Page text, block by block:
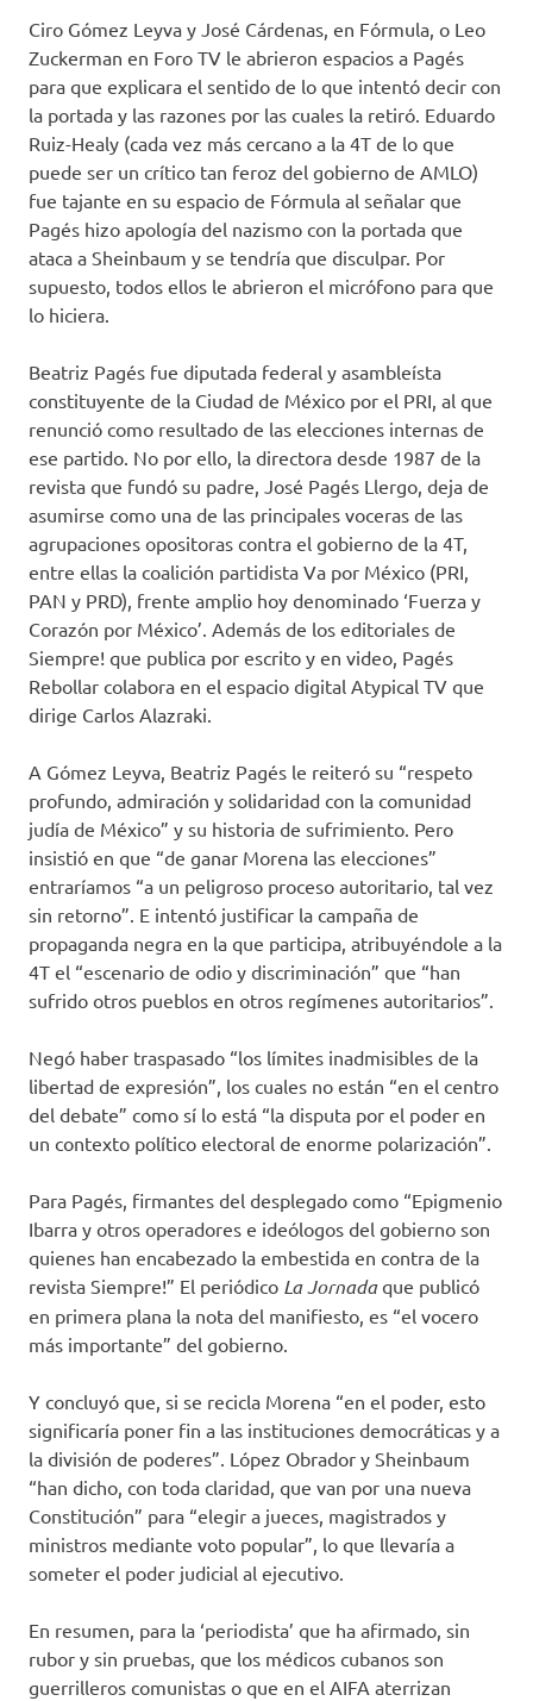
Ciro Gómez Leyva y José Cárdenas, en Fórmula, o Leo
Zuckerman en Foro TV le abrieron espacios a Pagés
para que explicara el sentido de lo que intentó decir con
la portada y las razones por las cuales la retiró. Eduardo
Ruiz-Healy (cada vez más cercano a la 4T de lo que
puede ser un crítico tan feroz del gobierno de AMLO)
fue tajante en su espacio de Fórmula al señalar que
Pagés hizo apología del nazismo con la portada que
ataca a Sheinbaum y se tendría que disculpar. Por
supuesto, todos ellos le abrieron el micrófono para que
lo hiciera.
Beatriz Pagés fue diputada federal y asambleísta
constituyente de la Ciudad de México por el PRI, al que
renunció como resultado de las elecciones internas de
ese partido. No por ello, la directora desde 1987 de la
revista que fundó su padre, José Pagés Llergo, deja de
asumirse como una de las principales voceras de las
agrupaciones opositoras contra el gobierno de la 4T,
entre ellas la coalición partidista Va por México (PRI,
PAN y PRD), frente amplio hoy denominado ‘Fuerza y
Corazón por México’. Además de los editoriales de
Siempre! que publica por escrito y en video, Pagés
Rebollar colabora en el espacio digital Atypical TV que
dirige Carlos Alazraki.
A Gómez Leyva, Beatriz Pagés le reiteró su “respeto
profundo, admiración y solidaridad con la comunidad
judía de México” y su historia de sufrimiento. Pero
insistió en que “de ganar Morena las elecciones”
entraríamos “a un peligroso proceso autoritario, tal vez
sin retorno”. E intentó justificar la campaña de
propaganda negra en la que participa, atribuyéndole a la
4T el “escenario de odio y discriminación” que “han
sufrido otros pueblos en otros regímenes autoritarios”.
Negó haber traspasado “los límites inadmisibles de la
libertad de expresión”, los cuales no están “en el centro
del debate” como sí lo está “la disputa por el poder en
un contexto político electoral de enorme polarización”.
Para Pagés, firmantes del desplegado como “Epigmenio
Ibarra y otros operadores e ideólogos del gobierno son
quienes han encabezado la embestida en contra de la
revista Siempre!” El periódico La Jornadaque publicó
en primera plana la nota del manifiesto, es “el vocero
más importante” del gobierno.
Y concluyó que, si se recicla Morena “en el poder, esto
significaría poner fin a las instituciones democráticas y a
la división de poderes”. López Obrador y Sheinbaum
“han dicho, con toda claridad, que van por una nueva
Constitución” para “elegir a jueces, magistrados y
ministros mediante voto popular”, lo que llevaría a
someter el poder judicial al ejecutivo.
En resumen, para la ‘periodista’ que ha afirmado, sin
rubor y sin pruebas, que los médicos cubanos son
guerrilleros comunistas o que en el AIFA aterrizan